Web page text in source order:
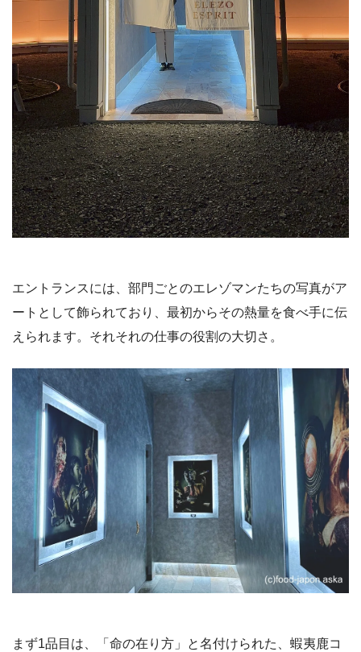
エントランスには、部門ごとのエレゾマンたちの写真がア
ートとして飾られており、最初からその熱量を食べ手に伝
えられます。それそれの仕事の役割の大切さ。
まず1品目は、「命の在り方」と名付けられた、蝦夷鹿コ